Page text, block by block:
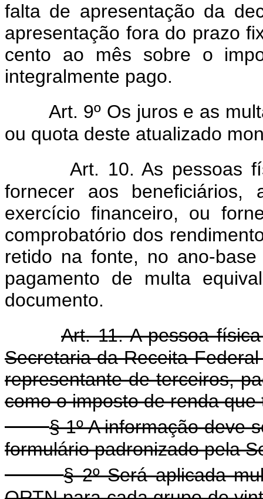
falta de apresentação da
apresentação fora do prazo
cento ao mês sobre o
integralmente pago.
Art. 9º Os juros e as
ou quota deste atualizado
Art. 10. As pessoas
fornecer aos
exercício financeiro, ou
comprobatório dos
retido na fonte, no ano-
pagamento de multa
documento.
Art. 11. A pessoa
Secretaria da Receita
representante de terceiros,
como o imposto de renda que
§ 1º A informação deve
formulário padronizado pela
§ 2º Será aplicada